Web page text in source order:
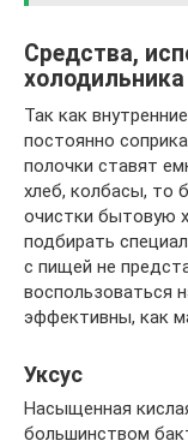
Средства,
холодильника
Так как
постоянно
полочки ставят
хлеб, колбасы, то
очистки бытовую
подбирать
с пищей не
воспользоваться
эффективны, как
Уксус
Насыщенная
большинством